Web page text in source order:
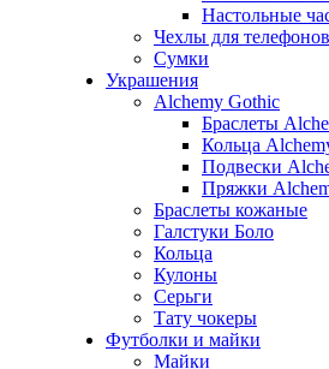
Настольные
Чехлы для телефонов
Сумки
Украшения
Alchemy Gothic
Браслеты
Кольца
Подвески
Пряжки
Браслеты кожаные
Галстуки Боло
Кольца
Кулоны
Серьги
Тату чокеры
Футболки и майки
Майки